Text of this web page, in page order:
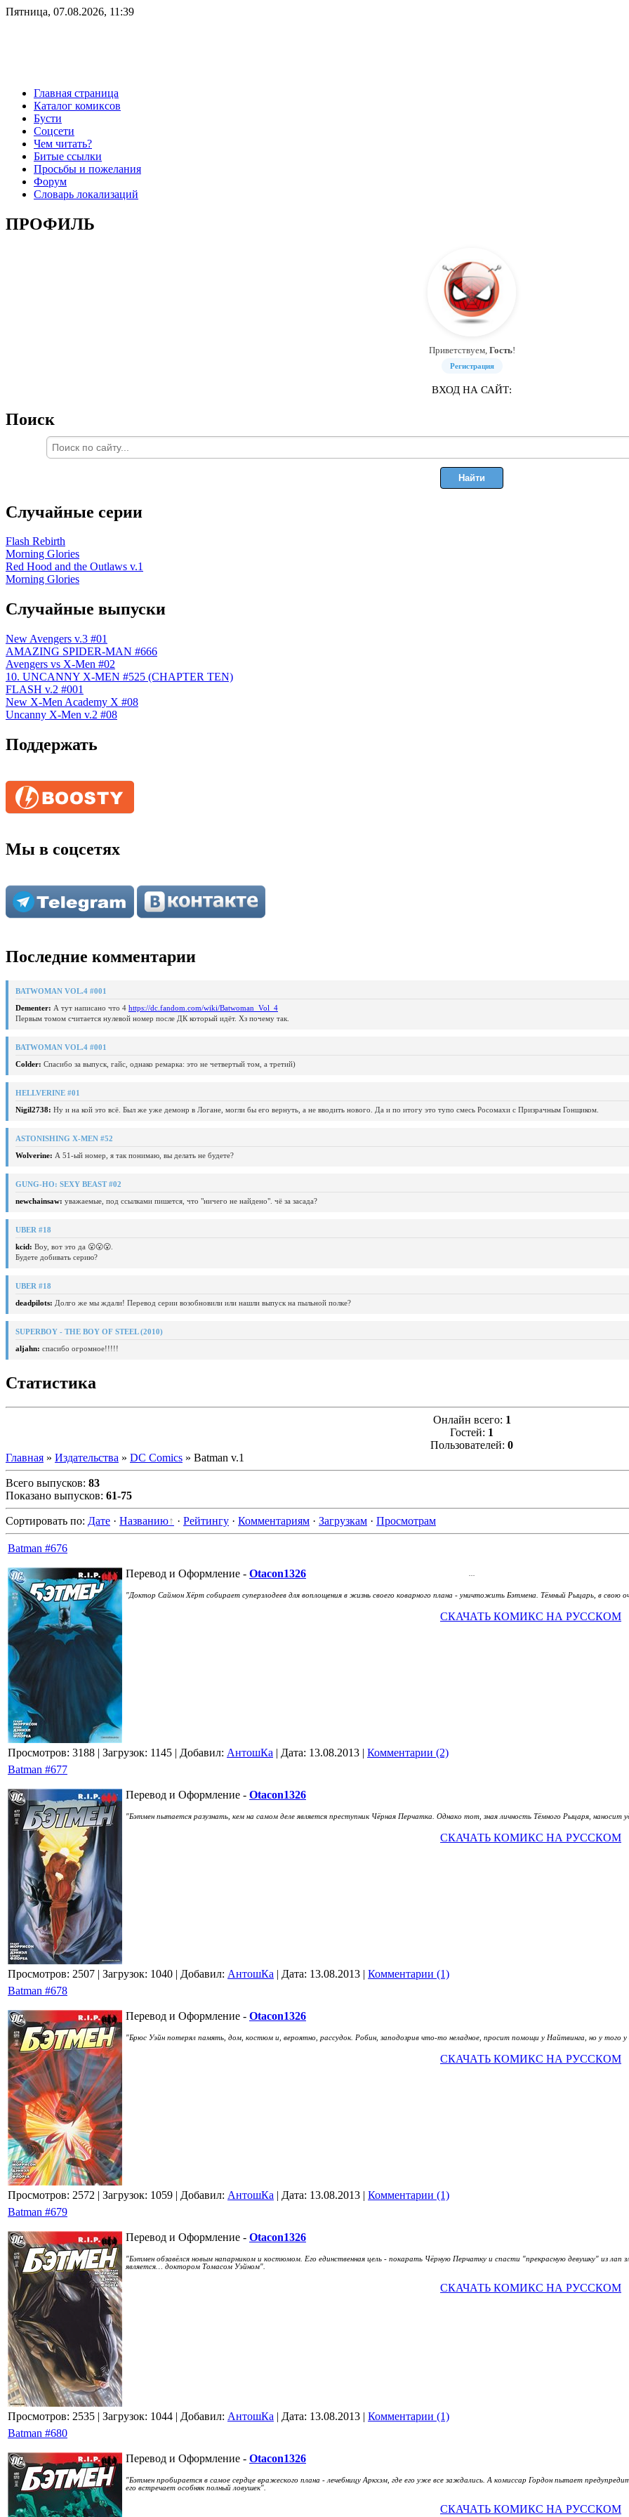
Пятница, 07.08.2026, 11:39
Главная страница
Каталог комиксов
Бусти
Соцсети
Чем читать?
Битые ссылки
Просьбы и пожелания
Форум
Словарь локализаций
ПРОФИЛЬ
Приветствуем, Гость!
Регистрация
ВХОД НА САЙТ:
Поиск
Случайные серии
Flash Rebirth
Morning Glories
Red Hood and the Outlaws v.1
Morning Glories
Случайные выпуски
New Avengers v.3 #01
AMAZING SPIDER-MAN #666
Avengers vs X-Men #02
10. UNCANNY X-MEN #525 (CHAPTER TEN)
FLASH v.2 #001
New X-Men Academy X #08
Uncanny X-Men v.2 #08
Поддержать
Мы в соцсетях
Последние комментарии
BATWOMAN VOL.4 #001
Dementer: А тут написано что 4 https://dc.fandom.com/wiki/Batwoman_Vol_4
Первым томом считается нулевой номер после ДК который идёт. Хз почему так.
BATWOMAN VOL.4 #001
Colder: Спасибо за выпуск, гайс, однако ремарка: это не четвертый том, а третий)
HELLVERINE #01
Nigil2738: Ну и на кой это всё. Был же уже демонр в Логане, могли бы его вернуть, а не вводить нового. Да и по итогу это тупо смесь Росомахи с Призрачным Гонщиком.
ASTONISHING X-MEN #52
Wolverine: А 51-ый номер, я так понимаю, вы делать не будете?
GUNG-HO: SEXY BEAST #02
newchainsaw: уважаемые, под ссылками пишется, что "ничего не найдено". чё за засада?
UBER #18
kcid: Воу, вот это да 😮😮😮.
Будете добивать серию?
UBER #18
deadpilots: Долго же мы ждали! Перевод серии возобновили или нашли выпуск на пыльной полке?
SUPERBOY - THE BOY OF STEEL (2010)
aljahn: спасибо огромное!!!!!
Статистика
Онлайн всего: 1
Гостей: 1
Пользователей: 0
Главная » Издательства » DC Comics » Batman v.1
Всего выпусков: 83
Показано выпусков: 61-75
Сортировать по: Дате · Названию · Рейтингу · Комментариям · Загрузкам · Просмотрам
Batman #676
Перевод и Оформление - Otacon1326
"Доктор Саймон Хёрт собирает суперзлодеев для воплощения в жизнь своего коварного плана - уничтожить Бэтмена. Тёмный Рыцарь, в свою
СКАЧАТЬ КОМИКС НА РУССКОМ
Просмотров: 3188 | Загрузок: 1145 | Добавил: АнтошКа | Дата: 13.08.2013 | Комментарии (2)
Batman #677
Перевод и Оформление - Otacon1326
"Бэтмен пытается разузнать, кем на самом деле является преступник Чёрная Перчатка. Однако тот, зная личность Тёмного Рыцаря, наносит
СКАЧАТЬ КОМИКС НА РУССКОМ
Просмотров: 2507 | Загрузок: 1040 | Добавил: АнтошКа | Дата: 13.08.2013 | Комментарии (1)
Batman #678
Перевод и Оформление - Otacon1326
"Брюс Уэйн потерял память, дом, костюм и, вероятно, рассудок. Робин, заподозрив что-то неладное, просит помощи у Найтвинга, но у того у
СКАЧАТЬ КОМИКС НА РУССКОМ
Просмотров: 2572 | Загрузок: 1059 | Добавил: АнтошКа | Дата: 13.08.2013 | Комментарии (1)
Batman #679
Перевод и Оформление - Otacon1326
"Бэтмен обзавёлся новым напарником и костюмом. Его единственная цель - покарать Чёрную Перчатку и спасти "прекрасную девушку" из
является… доктором Томасом Уэйном".
СКАЧАТЬ КОМИКС НА РУССКОМ
Просмотров: 2535 | Загрузок: 1044 | Добавил: АнтошКа | Дата: 13.08.2013 | Комментарии (1)
Batman #680
Перевод и Оформление - Otacon1326
"Бэтмен пробирается в самое сердце вражеского плана - лечебницу Аркхэм, где его уже все заждались. А комиссар Гордон пытает
его встречает особняк полный ловушек".
СКАЧАТЬ КОМИКС НА РУССКОМ